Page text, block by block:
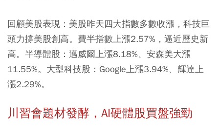
回顧美股表現：美股昨天四大指數多數收漲，科技巨
頭力撐美股創高。費半指數上漲2.57%，逼近歷史新
高。半導體股：邁威爾上漲8.18%、安森美大漲
11.55%。大型科技股：Google上漲3.94%、輝達上
漲2.29%。
川習會題材發酵，AI硬體股買盤強勁